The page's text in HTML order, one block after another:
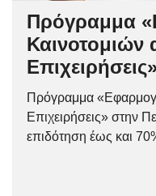
Πρόγραμμα
Καινοτομιών
Πρόγραμμα
Επιχειρήσεις» στην
επιδότηση έως και